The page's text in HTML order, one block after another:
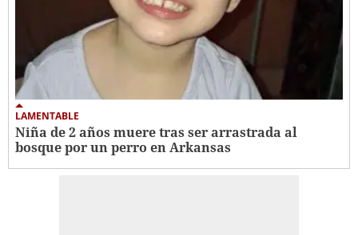
LAMENTABLE
Niña de 2 años muere tras ser arrastrada al
bosque por un perro en Arkansas